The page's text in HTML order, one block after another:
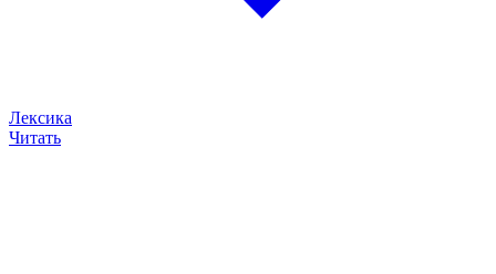
Лексика
Читать